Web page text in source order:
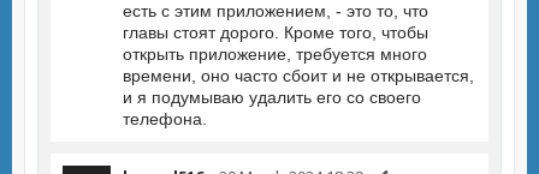
есть с этим приложением, - это то, что
главы стоят дорого. Кроме того, чтобы
открыть приложение, требуется много
времени, оно часто сбоит и не открывается,
и я подумываю удалить его со своего
телефона.